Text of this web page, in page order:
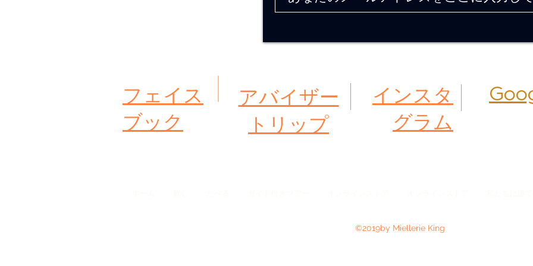
フェイス
ブック
アバイザー
トリップ
インスタ
グラム
©2019by Miellerie King